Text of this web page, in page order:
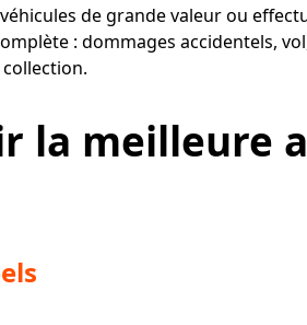
de grande valeur ou
: dommages accidentels,
la meilleure